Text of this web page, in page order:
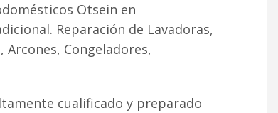
Otsein en
Reparación de Lavadoras,
Arcones, Congeladores,
cualificado y preparado